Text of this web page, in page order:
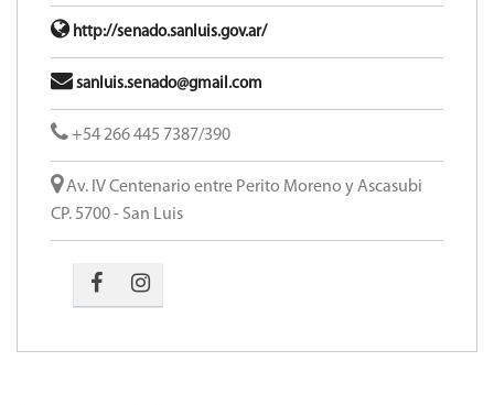
http://senado.sanluis.gov.ar/
sanluis.senado@gmail.com
+54 266 445 7387/390
Av. IV Centenario entre Perito Moreno y Ascasubi
CP. 5700 - San Luis